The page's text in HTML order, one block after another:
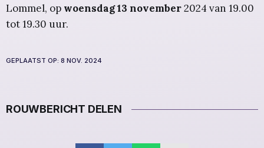
Lommel, op woensdag 13 november2024 van 19.00
tot 19.30 uur.
GEPLAATST OP: 8 NOV. 2024
ROUWBERICHT DELEN